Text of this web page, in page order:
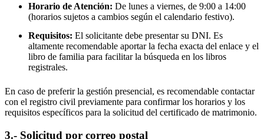
Horario de Atención: De lunes a viernes, de 9:00 a 14:00
(horarios sujetos a cambios según el calendario festivo).
Requisitos: El solicitante debe presentar su DNI. Es
altamente recomendable aportar la fecha exacta del enlace y el
libro de familia para facilitar la búsqueda en los libros
registrales.
En caso de preferir la gestión presencial, es recomendable contactar
con el registro civil previamente para confirmar los horarios y los
requisitos específicos para la solicitud del certificado de matrimonio.
3.- Solicitud por correo postal